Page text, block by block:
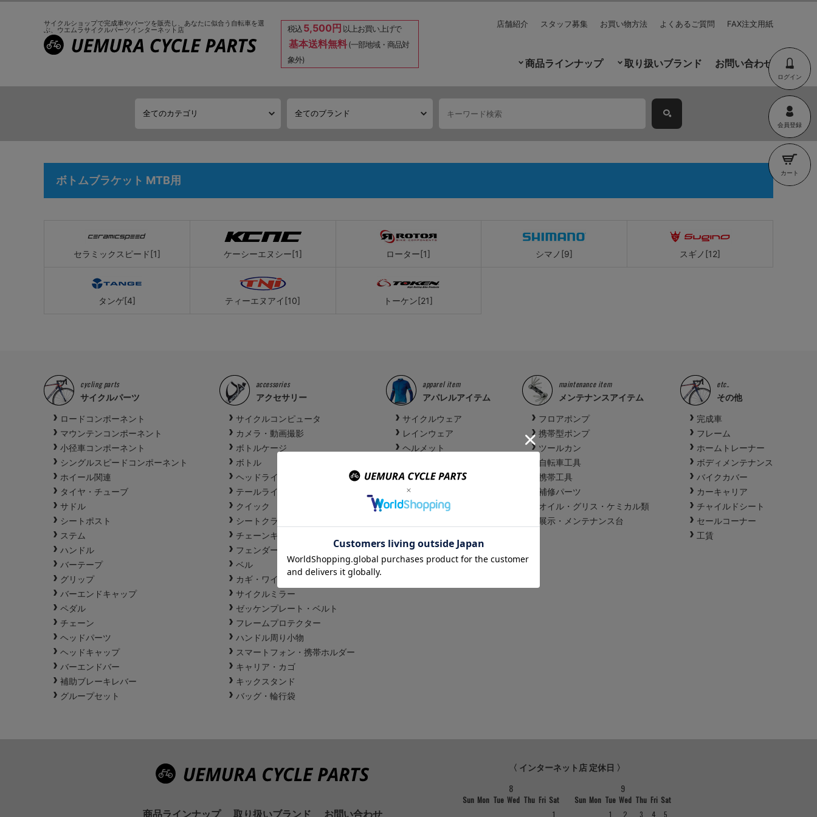
サイクルショップで完成車やパーツを販売し、 あなたに似合う自転車を選
ぶ、 ウエムラサイクルパーツインターネット店 税込5,500円 以上お買い上げで
基本送料無料(一部地域・商品対
象外)
店舗紹介 スタッフ募集 お買い物方法 よくあるご質問 FAX注文用紙
ログイン
会員登録
カート
商品ラインナップ 取り扱いブランド お問い合わせ
ボトムブラケット MTB用
セラミックスピード[1] ケーシーエヌシー[1] ローター[1] シマノ[9] スギノ[12]
タンゲ[4] ティーエヌアイ[10] トーケン[21]
cycling parts
サイクルパーツ
ロードコンポーネント
マウンテンコンポーネント
小径車コンポーネント
シングルスピードコンポーネント
ホイール関連
タイヤ・チューブ
サドル
シートポスト
ステム
ハンドル
バーテープ
グリップ
バーエンドキャップ
ペダル
チェーン
ヘッドパーツ
ヘッドキャップ
バーエンドバー
補助ブレーキレバー
グループセット
accessories
アクセサリー
サイクルコンピュータ
カメラ・動画撮影
ボトルケージ
ボトル
ヘッドライト
テールライト
クイック
シートクランプ
チェーンキャッチャー
フェンダー
ベル
カギ・ワイヤーロック
サイクルミラー
ゼッケンプレート・ベルト
フレームプロテクター
ハンドル周り小物
スマートフォン・携帯ホルダー
キャリア・カゴ
キックスタンド
バッグ・輪行袋
apparel item
アパレルアイテム
サイクルウェア
レインウェア
ヘルメット
スポーツウォッチ
ズボンクリップ
サイクルシューズ
maintenance item
メンテナンスアイテム
フロアポンプ
携帯型ポンプ
ツールカン
自転車工具
携帯工具
補修パーツ
オイル・グリス・ケミカル類
展示・メンテナンス台
etc..
その他
完成車
フレーム
ホームトレーナー
ボディメンテナンス
バイクカバー
カーキャリア
チャイルドシート
セールコーナー
工賃
商品ラインナップ 取り扱いブランド お問い合わせ
〈 インターネット店 定休日 〉
8
Sun Mon Tue Wed Thu Fri Sat
1
9
Sun Mon Tue Wed Thu Fri Sat
1
2 3 4 5